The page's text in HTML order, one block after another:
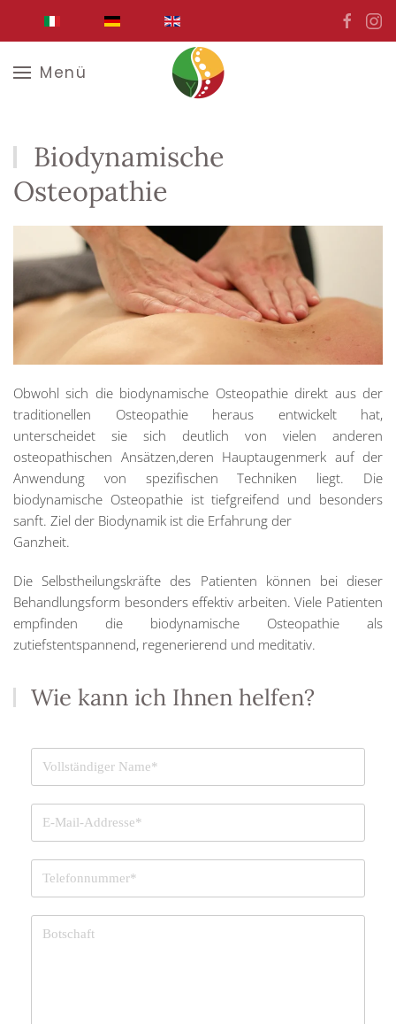
Zum Hauptinhalt springen
Menü
Biodynamische
Osteopathie
Obwohl sich die biodynamische Osteopathie direkt aus der
traditionellen Osteopathie heraus entwickelt hat,
unterscheidet sie sich deutlich von vielen anderen
osteopathischen Ansätzen,deren Hauptaugenmerk auf der
Anwendung von spezifischen Techniken liegt. Die
biodynamische Osteopathie ist tiefgreifend und besonders
sanft. Ziel der Biodynamik ist die Erfahrung der
Ganzheit.
Die Selbstheilungskräfte des Patienten können bei dieser
Behandlungsform besonders effektiv arbeiten. Viele Patienten
empfinden die biodynamische Osteopathie als
zutiefstentspannend, regenerierend und meditativ.
Wie kann ich Ihnen helfen?